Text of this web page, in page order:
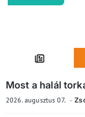
Most a halál
2026. augusztus 07.